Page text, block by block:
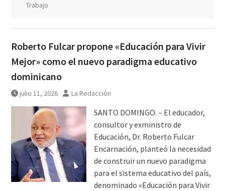
Trabajo
Roberto Fulcar propone «Educación para Vivir
Mejor» como el nuevo paradigma educativo
dominicano
julio 11, 2026 La Redacción
SANTO DOMINGO. – El educador,
consultor y exministro de
Educación, Dr. Roberto Fulcar
Encarnación, planteó la necesidad
de construir un nuevo paradigma
para el sistema educativo del país,
denominado «Educación para Vivir